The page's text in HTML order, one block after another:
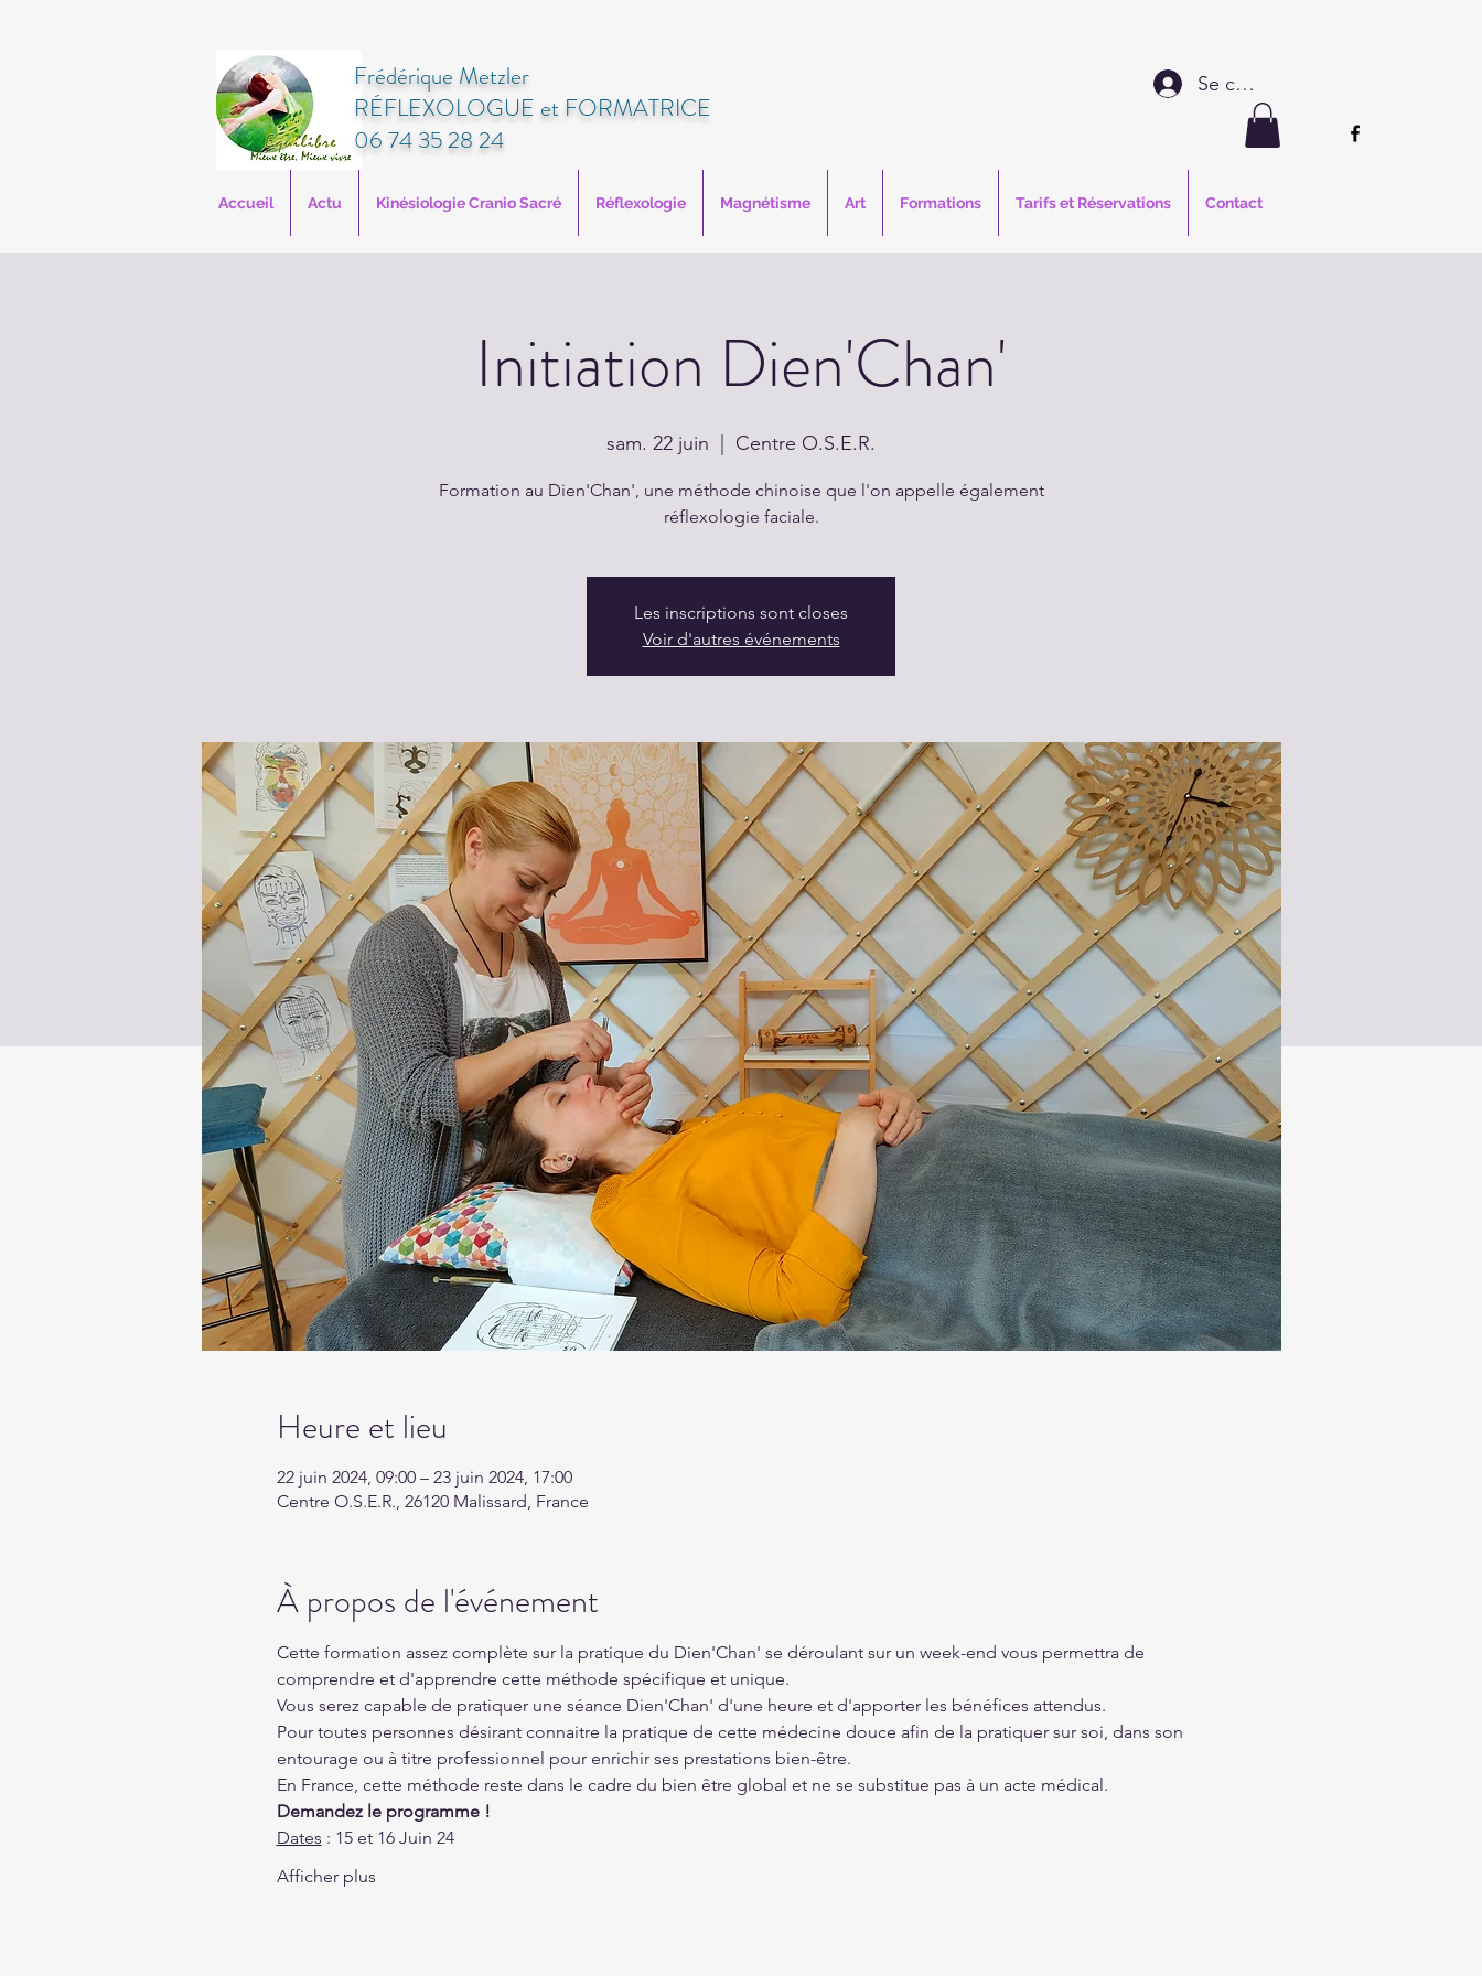
Frédérique Metzler
RÉFLEXOLOGUE et FORMATRICE
06 74 35 28 24
Accueil Actu Kinésiologie Cranio Sacré Réflexologie Magnétisme Art Formations Tarifs et Réservations Contact
Se connecter
Initiation Dien'Chan'
sam. 22 juin
  |
Centre O.S.E.R.
Formation au Dien'Chan', une méthode chinoise que l'on appelle également
réflexologie faciale.
Les inscriptions sont closes
Voir d'autres événements
Heure et lieu
22 juin 2024, 09:00 – 23 juin 2024, 17:00
Centre O.S.E.R., 26120 Malissard, France
À propos de l'événement
Cette formation assez complète sur la pratique du Dien'Chan' se déroulant sur un week-end vous permettra de
comprendre et d'apprendre cette méthode spécifique et unique.
Vous serez capable de pratiquer une séance Dien'Chan' d'une heure et d'apporter les bénéfices attendus.
Pour toutes personnes désirant connaitre la pratique de cette médecine douce afin de la pratiquer sur soi, dans son
entourage ou à titre professionnel pour enrichir ses prestations bien-être.
En France, cette méthode reste dans le cadre du bien être global et ne se substitue pas à un acte médical.
Demandez le programme !
Dates : 15 et 16 Juin 24
Afficher plus